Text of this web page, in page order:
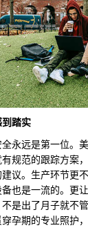
踏实
远是第一位。美
规范的跟踪方案
议。生产环节更
也是一流的。更
是出了月子就不
孕期的专业照护